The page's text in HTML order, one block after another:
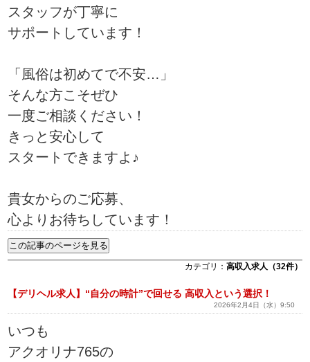
スタッフが丁寧に
サポートしています！
「風俗は初めてで不安…」
そんな方こそぜひ
一度ご相談ください！
きっと安心して
スタートできますよ♪
貴女からのご応募、
心よりお待ちしています！
カテゴリ： 高収入求人（32件）
【デリヘル求人】“自分の時計”で回せる 高収入という選択！
2026年2月4日（水）9:50
いつも
アクオリナ765の